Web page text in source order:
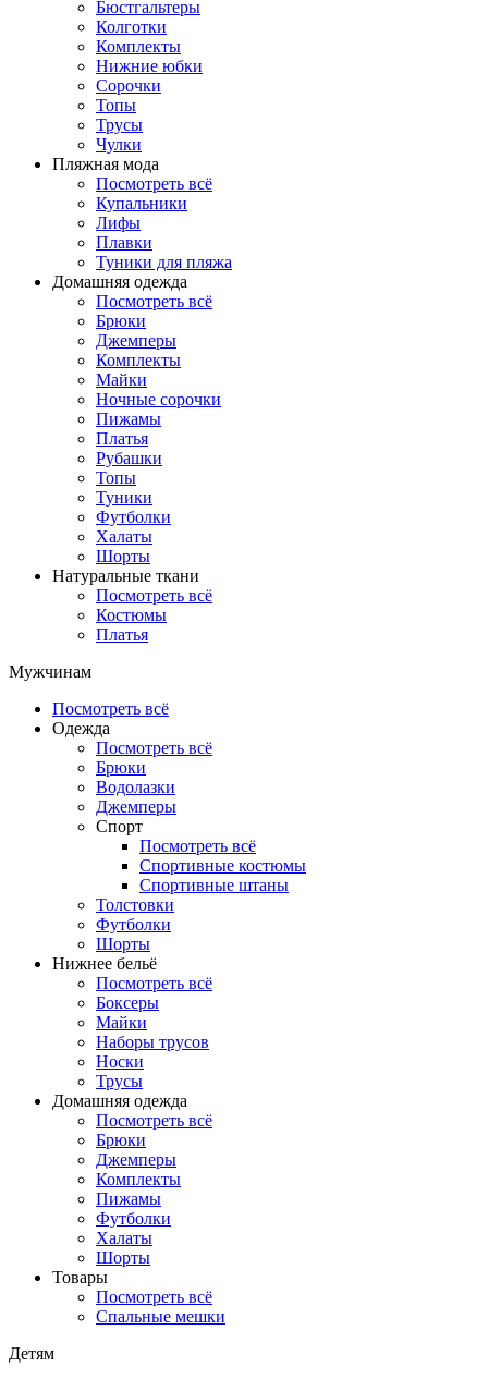
Бюстгальтеры
Колготки
Комплекты
Нижние юбки
Сорочки
Топы
Трусы
Чулки
Пляжная мода
Посмотреть всё
Купальники
Лифы
Плавки
Туники для пляжа
Домашняя одежда
Посмотреть всё
Брюки
Джемперы
Комплекты
Майки
Ночные сорочки
Пижамы
Платья
Рубашки
Топы
Туники
Футболки
Халаты
Шорты
Натуральные ткани
Посмотреть всё
Костюмы
Платья
Мужчинам
Посмотреть всё
Одежда
Посмотреть всё
Брюки
Водолазки
Джемперы
Спорт
Посмотреть всё
Спортивные костюмы
Спортивные штаны
Толстовки
Футболки
Шорты
Нижнее бельё
Посмотреть всё
Боксеры
Майки
Наборы трусов
Носки
Трусы
Домашняя одежда
Посмотреть всё
Брюки
Джемперы
Комплекты
Пижамы
Футболки
Халаты
Шорты
Товары
Посмотреть всё
Спальные мешки
Детям